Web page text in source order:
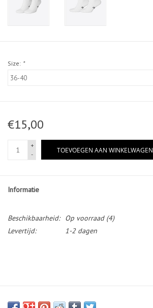
Size: *
€15,00
+
-
TOEVOEGEN AAN WINKELWAGEN
Informatie
Beschikbaarheid: Op voorraad(4)
Levertijd:
1-2 dagen